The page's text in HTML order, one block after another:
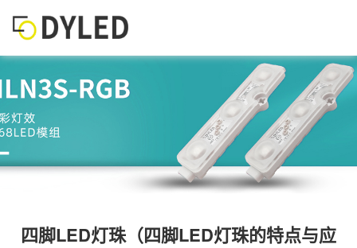
四脚LED灯珠（四脚LED灯珠的特点与应